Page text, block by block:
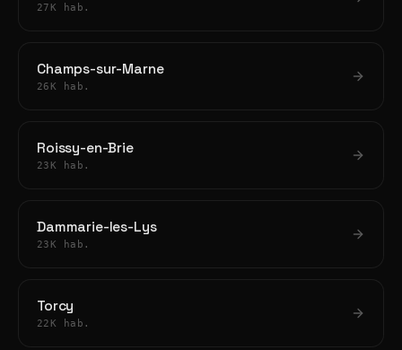
27K hab.
Champs-sur-Marne
26K hab.
Roissy-en-Brie
23K hab.
Dammarie-les-Lys
23K hab.
Torcy
22K hab.